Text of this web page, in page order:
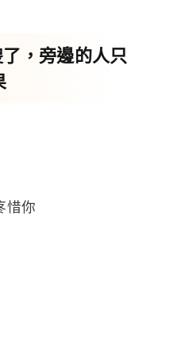
，旁邊的人只
惜你